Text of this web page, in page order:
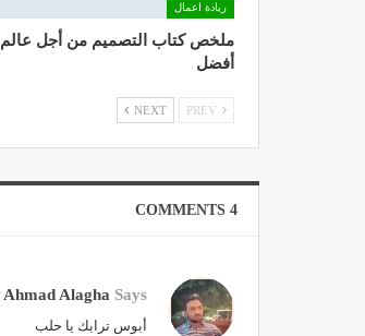
ريادة اعمال
ملخص كتاب التصميم من أجل عالم
أفضل
NEXT
4 COMMENTS
Ahmad Alagha Says
أبوس ترابك يا حلب